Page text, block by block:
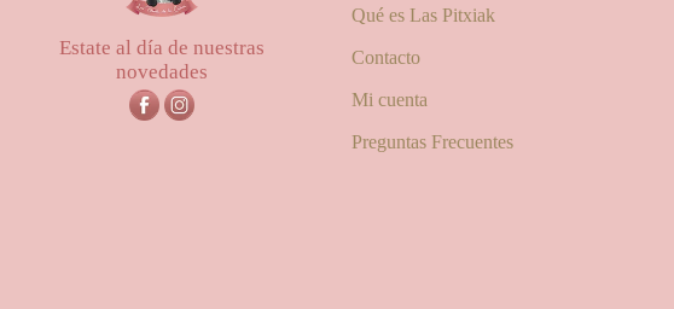
Estate al día de nuestras
novedades
Qué es Las Pitxiak
Contacto
Mi cuenta
Preguntas Frecuentes